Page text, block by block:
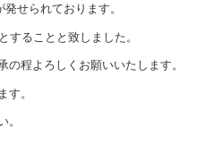
せられております。
することと致しました。
程よろしくお願いいたします。
す。
。